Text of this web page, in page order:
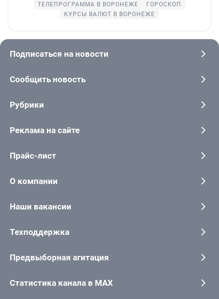
ТЕЛЕПРОГРАММА В ВОРОНЕЖЕ
ГОРОСКОП
КУРСЫ ВАЛЮТ В ВОРОНЕЖЕ
Подписаться на новости
Сообщить новость
Рубрики
Реклама на сайте
Прайс-лист
О компании
Наши вакансии
Техподдержка
Предвыборная агитация
Статистика канала в MAX